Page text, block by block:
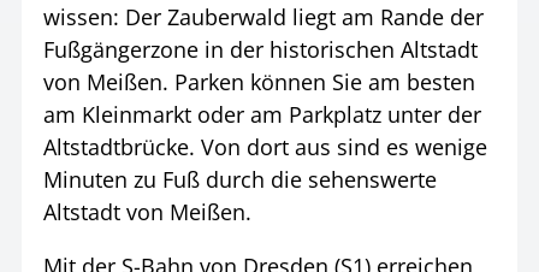
wissen: Der Zauberwald liegt am Rande der
Fußgängerzone in der historischen Altstadt
von Meißen. Parken können Sie am besten
am Kleinmarkt oder am Parkplatz unter der
Altstadtbrücke. Von dort aus sind es wenige
Minuten zu Fuß durch die sehenswerte
Altstadt von Meißen.
Mit der S-Bahn von Dresden (S1) erreichen